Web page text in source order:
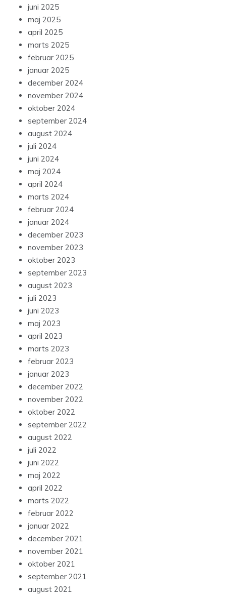
juni 2025
maj 2025
april 2025
marts 2025
februar 2025
januar 2025
december 2024
november 2024
oktober 2024
september 2024
august 2024
juli 2024
juni 2024
maj 2024
april 2024
marts 2024
februar 2024
januar 2024
december 2023
november 2023
oktober 2023
september 2023
august 2023
juli 2023
juni 2023
maj 2023
april 2023
marts 2023
februar 2023
januar 2023
december 2022
november 2022
oktober 2022
september 2022
august 2022
juli 2022
juni 2022
maj 2022
april 2022
marts 2022
februar 2022
januar 2022
december 2021
november 2021
oktober 2021
september 2021
august 2021